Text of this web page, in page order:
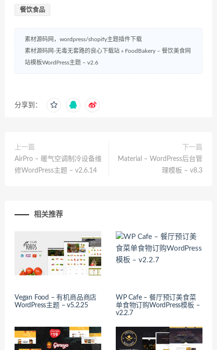
餐饮食品
素材源码网，wordpress/shopify主题插件下载
素材源码网-无毒无套路的良心下载站 » FoodBakery – 餐饮美食网
站模板WordPress主题 – v2.6
分享到：
上一篇
AirPro – 暖气空调制冷设备维
修WordPress主题 – v2.6.14
下一篇
Material – WordPress后台管
理模板 – v8.3
相关推荐
Vegan Food – 有机商品商店
WordPress主题 – v5.2.25
WP Cafe – 餐厅预订美食菜
单食物订购WordPress模板 –
v2.2.7